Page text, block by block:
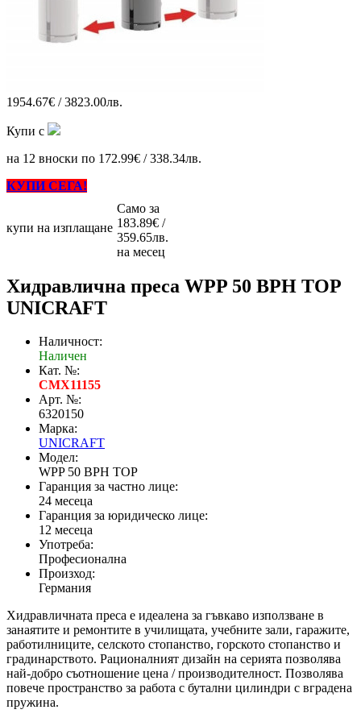
1954.67€ / 3823.00лв.
Купи с
на 12 вноски по 172.99€ / 338.34лв.
КУПИ СЕГА!
купи на изплащане
Само за
183.89€ /
359.65лв.
на месец
Хидравлична преса WPP 50 BPH TOP
UNICRAFT
Наличност:
Наличен
Кат. №:
CMX11155
Арт. №:
6320150
Марка:
UNICRAFT
Модел:
WPP 50 BPH TOP
Гаранция за частно лице:
24 месеца
Гаранция за юридическо лице:
12 месеца
Употреба:
Професионална
Произход:
Германия
Хидравличната преса е идеалена за гъвкаво използване в
занаятите и ремонтите в училищата, учебните зали, гаражите,
работилниците, селското стопанство, горското стопанство и
градинарството. Рационалният дизайн на серията позволява
най-добро съотношение цена / производителност. Позволява
повече пространство за работа с бутални цилиндри с вградена
пружина.